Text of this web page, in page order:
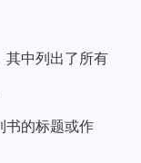
其中列出了所有
书的标题或作